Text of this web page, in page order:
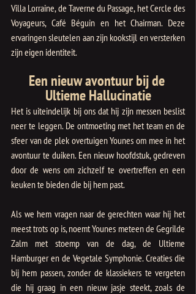
Villa Lorraine, de Taverne du Passage, het Cercle des
Voyageurs, Café Béguin en het Chairman. Deze
ervaringen sleutelen aan zijn kookstijl en versterken
zijn eigen identiteit.
Een nieuw avontuur bij de
Ultieme Hallucinatie
Het is uiteindelijk bij ons dat hij zijn messen beslist
neer te leggen. De ontmoeting met het team en de
sfeer van de plek overtuigen Younes om mee in het
avontuur te duiken. Een nieuw hoofdstuk, gedreven
door de wens om zichzelf te overtreffen en een
keuken te bieden die bij hem past.
Als we hem vragen naar de gerechten waar hij het
meest trots op is, noemt Younes meteen de Gegrilde
Zalm met stoemp van de dag, de Ultieme
Hamburger en de Vegetale Symphonie. Creaties die
bij hem passen, zonder de klassiekers te vergeten
die hij graag in een nieuw jasje steekt, zoals de